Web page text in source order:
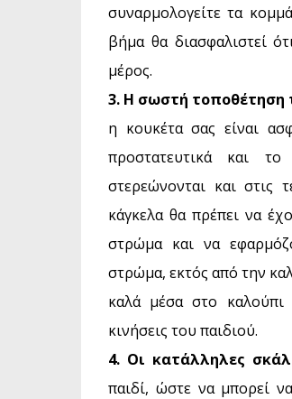
συναρμολογείτε τα
βήμα θα διασφαλιστεί
μέρος.
3. Η σωστή τοποθέτηση
η κουκέτα σας είναι
προστατευτικά και
στερεώνονται και στις
κάγκελα θα πρέπει να
στρώμα και να
στρώμα, εκτός από την
καλά μέσα στο καλούπι
κινήσεις του παιδιού.
4. Οι κατάλληλες
παιδί, ώστε να μπορεί